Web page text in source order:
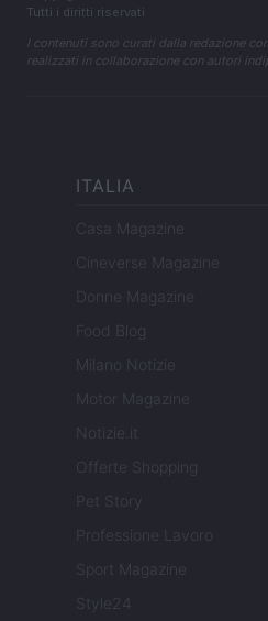
Tutti i diritti riservati
I contenuti sono curati dalla redazione
realizzati in collaborazione con autori
ITALIA
Casa Magazine
Cineverse Magazine
Donne Magazine
Food Blog
Milano Notizie
Motor Magazine
Notizie.it
Offerte Shopping
Pet Story
Professione Lavoro
Sport Magazine
Style24